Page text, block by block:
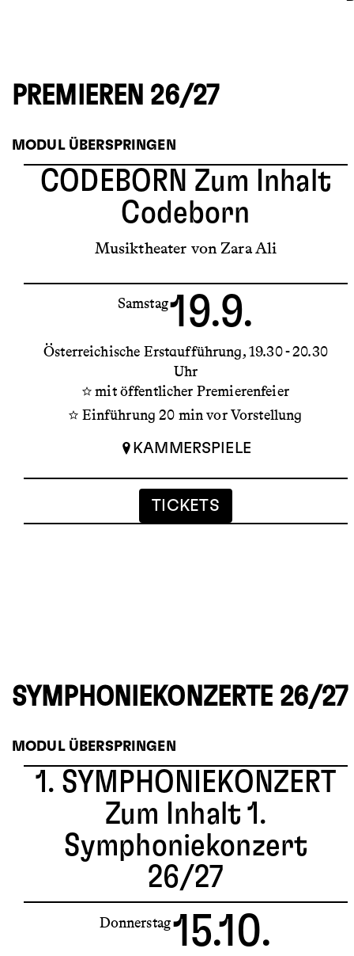
PREMIEREN 26/27
MODUL ÜBERSPRINGEN
CODEBORN Zum Inhalt
Codeborn
Musiktheater von Zara Ali
Samstag19.9.
Österreichische Erstaufführung 19.30 - 20.30
Uhr
mit öffentlicher Premierenfeier
Einführung 20 min vor Vorstellung
KAMMERSPIELE
TICKETS
SYMPHONIEKONZERTE 26/27
MODUL ÜBERSPRINGEN
1. SYMPHONIEKONZERT
Zum Inhalt 1.
Symphoniekonzert
26/27
Donnerstag15.10.